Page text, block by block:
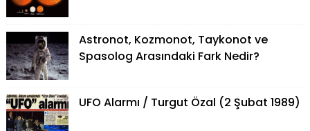
Astronot, Kozmonot, Taykonot ve
Spasolog Arasındaki Fark Nedir?
UFO Alarmı / Turgut Özal (2 Şubat 1989)